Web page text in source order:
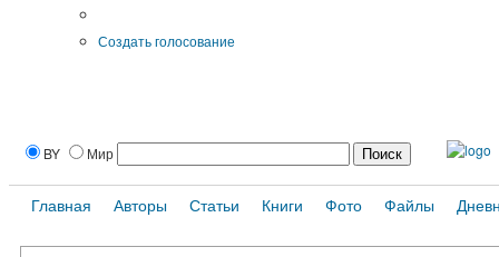
Создать голосование
BY Мир
Главная Авторы Статьи Книги Фото Файлы